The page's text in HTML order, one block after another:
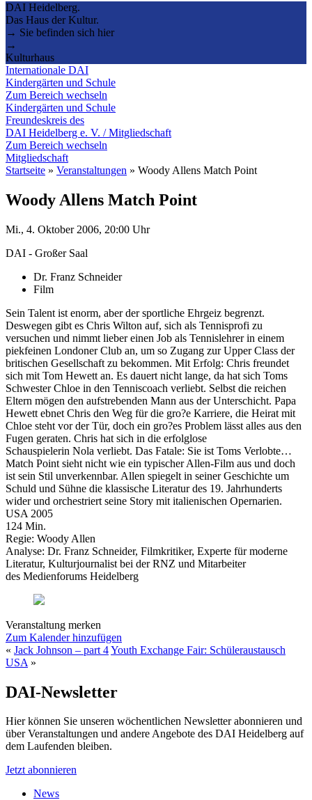
DAI Heidelberg.
Das Haus der Kultur.
→ Sie befinden sich hier
→
Kulturhaus
Internationale DAI
Kindergärten und Schule
Zum Bereich wechseln
Kindergärten und Schule
Freundeskreis des
DAI Heidelberg e. V. / Mitgliedschaft
Zum Bereich wechseln
Mitgliedschaft
Startseite » Veranstaltungen » Woody Allens Match Point
Woody Allens Match Point
Mi., 4. Oktober 2006, 20:00 Uhr
DAI - Großer Saal
Dr. Franz Schneider
Film
Sein Talent ist enorm, aber der sportliche Ehrgeiz begrenzt.
Deswegen gibt es Chris Wilton auf, sich als Tennisprofi zu
versuchen und nimmt lieber einen Job als Tennislehrer in einem
piekfeinen Londoner Club an, um so Zugang zur Upper Class der
britischen Gesellschaft zu bekommen. Mit Erfolg: Chris freundet
sich mit Tom Hewett an. Es dauert nicht lange, da hat sich Toms
Schwester Chloe in den Tenniscoach verliebt. Selbst die reichen
Eltern mögen den aufstrebenden Mann aus der Unterschicht. Papa
Hewett ebnet Chris den Weg für die gro?e Karriere, die Heirat mit
Chloe steht vor der Tür, doch ein gro?es Problem lässt alles aus den
Fugen geraten. Chris hat sich in die erfolglose
Schauspielerin Nola verliebt. Das Fatale: Sie ist Toms Verlobte…
Match Point sieht nicht wie ein typischer Allen-Film aus und doch
ist sein Stil unverkennbar. Allen spiegelt in seiner Geschichte um
Schuld und Sühne die klassische Literatur des 19. Jahrhunderts
wider und orchestriert seine Story mit italienischen Opernarien.
USA 2005
124 Min.
Regie: Woody Allen
Analyse: Dr. Franz Schneider, Filmkritiker, Experte für moderne
Literatur, Kulturjournalist bei der RNZ und Mitarbeiter
des Medienforums Heidelberg
Veranstaltung merken
Zum Kalender hinzufügen
« Jack Johnson – part 4Youth Exchange Fair: Schüleraustausch
USA »
DAI-Newsletter
Hier können Sie unseren wöchentlichen Newsletter abonnieren und
über Veranstaltungen und andere Angebote des DAI Heidelberg auf
dem Laufenden bleiben.
Jetzt abonnieren
News